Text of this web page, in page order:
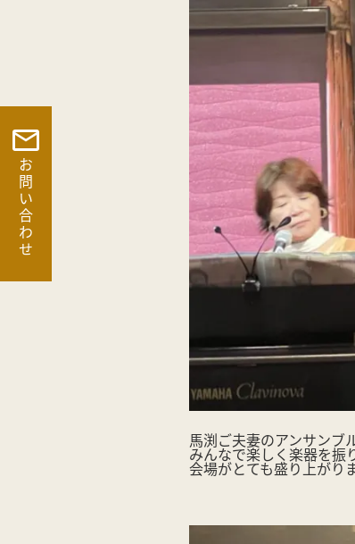
お問い合わせ
馬渕ご夫妻のアンサンブ
みんなで楽しく楽器を振
会場がとても盛り上がり